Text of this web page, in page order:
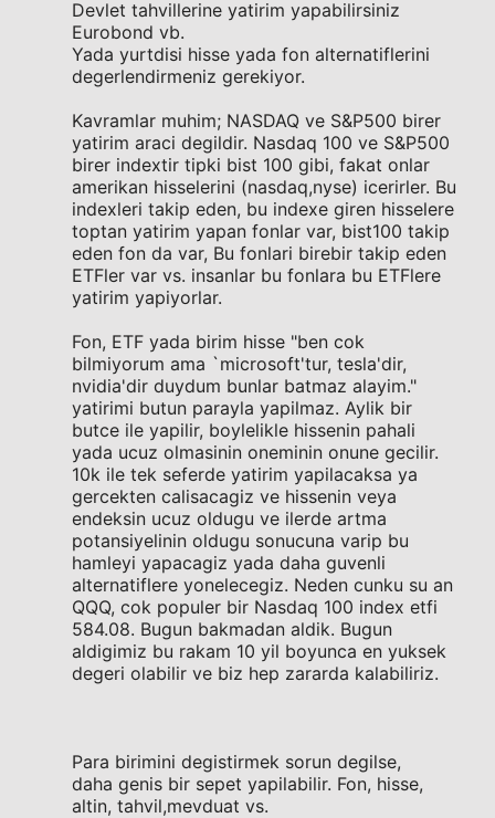
Devlet tahvillerine yatirim yapabilirsiniz
Eurobond vb.
Yada yurtdisi hisse yada fon alternatiflerini
degerlendirmeniz gerekiyor.
Kavramlar muhim; NASDAQ ve S&P500 birer
yatirim araci degildir. Nasdaq 100 ve S&P500
birer indextir tipki bist 100 gibi, fakat onlar
amerikan hisselerini (nasdaq,nyse) icerirler. Bu
indexleri takip eden, bu indexe giren hisselere
toptan yatirim yapan fonlar var, bist100 takip
eden fon da var, Bu fonlari birebir takip eden
ETFler var vs. insanlar bu fonlara bu ETFlere
yatirim yapiyorlar.
Fon, ETF yada birim hisse "ben cok
bilmiyorum ama `microsoft'tur, tesla'dir,
nvidia'dir duydum bunlar batmaz alayim."
yatirimi butun parayla yapilmaz. Aylik bir
butce ile yapilir, boylelikle hissenin pahali
yada ucuz olmasinin oneminin onune gecilir.
10k ile tek seferde yatirim yapilacaksa ya
gercekten calisacagiz ve hissenin veya
endeksin ucuz oldugu ve ilerde artma
potansiyelinin oldugu sonucuna varip bu
hamleyi yapacagiz yada daha guvenli
alternatiflere yonelecegiz. Neden cunku su an
QQQ, cok populer bir Nasdaq 100 index etfi
584.08. Bugun bakmadan aldik. Bugun
aldigimiz bu rakam 10 yil boyunca en yuksek
degeri olabilir ve biz hep zararda kalabiliriz.
Para birimini degistirmek sorun degilse,
daha genis bir sepet yapilabilir. Fon, hisse,
altin, tahvil,mevduat vs.